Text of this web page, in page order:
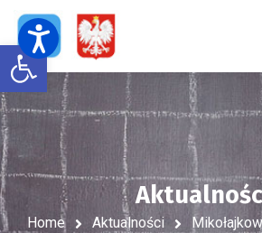
Open toolbar
Home Aktualności